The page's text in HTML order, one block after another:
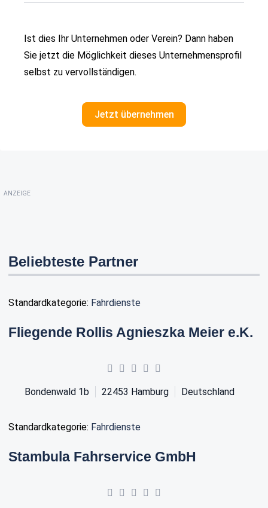
Ist dies Ihr Unternehmen oder Verein? Dann haben
Sie jetzt die Möglichkeit dieses Unternehmensprofil
selbst zu vervollständigen.
Jetzt übernehmen
ANZEIGE
Beliebteste Partner
Standardkategorie: Fahrdienste
Fliegende Rollis Agnieszka Meier e.K.
Bondenwald 1b 22453 Hamburg Deutschland
Standardkategorie: Fahrdienste
Stambula Fahrservice GmbH